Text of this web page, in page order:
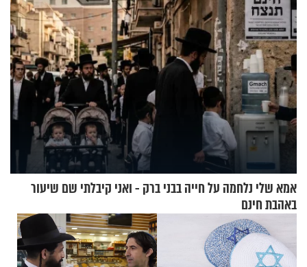
אמא שלי נלחמה על חייה בבני ברק - ואני קיבלתי שם שיעור
באהבת חינם